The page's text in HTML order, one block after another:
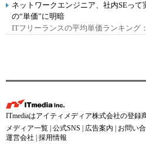
ネットワークエンジニア、社内SEっ
の“単価”に明暗
ITフリーランスの平均単価ランキング：
ITmediaはアイティメディア株式会社の登録
メディア一覧 公式SNS 広告案内 お問い
運営会社
採用情報